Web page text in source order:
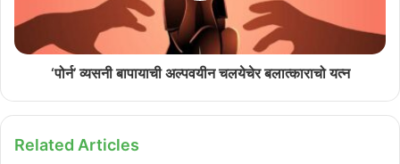
‘पोर्न’ व्यसनी बापायाची अल्पवयीन चलयेचेर बलात्काराचो यत्न
Related Articles